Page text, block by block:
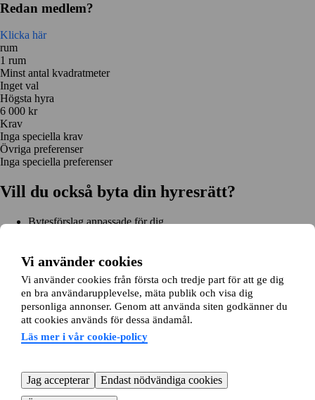
Vi använder cookies
Vi använder cookies från första och tredje part för att ge dig
en bra användarupplevelse, mäta publik och visa dig
personliga annonser. Genom att använda siten godkänner du
att cookies används för dessa ändamål.
Läs mer i vår cookie-policy
Jag accepterar
Endast nödvändiga cookies
Redan medlem?
Klicka här
rum
1 rum
Minst antal kvadratmeter
Inget val
Högsta hyra
6 000 kr
Krav
Inga speciella krav
Övriga preferenser
Inga speciella preferenser
Vill du också byta din hyresrätt?
Bytesförslag anpassade för dig
Kom igång
Kom igång gratisSök annonser Logga in
Läs mer
Nyheter och tipsBytesansökan
Om lägenhetsbyte.se
Kundtjänst
Hjälp